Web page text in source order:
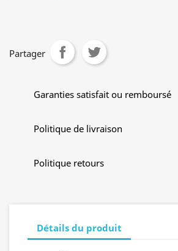
Partager
Garanties satisfait ou remboursé
Politique de livraison
Politique retours
Détails du produit